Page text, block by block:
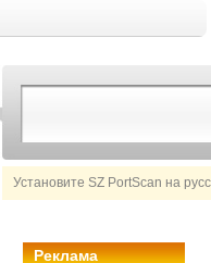
Установите SZ PortScan на
Реклама